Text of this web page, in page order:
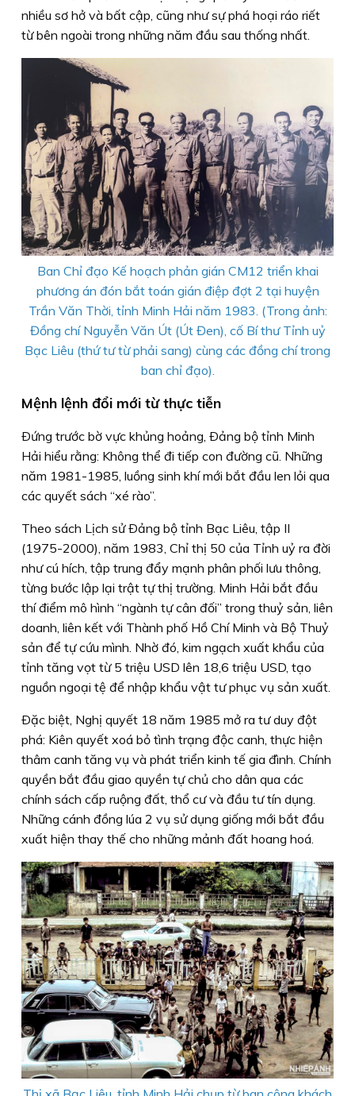
nhiều sơ hở và bất cập, cũng như sự phá hoại ráo riết
từ bên ngoài trong những năm đầu sau thống nhất.
Ban Chỉ đạo Kế hoạch phản gián CM12 triển khai
phương án đón bắt toán gián điệp đợt 2 tại huyện
Trần Văn Thời, tỉnh Minh Hải năm 1983. (Trong ảnh:
Đồng chí Nguyễn Văn Út (Út Đen), cố Bí thư Tỉnh uỷ
Bạc Liêu (thứ tư từ phải sang) cùng các đồng chí trong
ban chỉ đạo).
Mệnh lệnh đổi mới từ thực tiễn
Ðứng trước bờ vực khủng hoảng, Ðảng bộ tỉnh Minh
Hải hiểu rằng: Không thể đi tiếp con đường cũ. Những
năm 1981-1985, luồng sinh khí mới bắt đầu len lỏi qua
các quyết sách “xé rào”.
Theo sách Lịch sử Ðảng bộ tỉnh Bạc Liêu, tập II
(1975-2000), năm 1983, Chỉ thị 50 của Tỉnh uỷ ra đời
như cú hích, tập trung đẩy mạnh phân phối lưu thông,
từng bước lập lại trật tự thị trường. Minh Hải bắt đầu
thí điểm mô hình “ngành tự cân đối” trong thuỷ sản, liên
doanh, liên kết với Thành phố Hồ Chí Minh và Bộ Thuỷ
sản để tự cứu mình. Nhờ đó, kim ngạch xuất khẩu của
tỉnh tăng vọt từ 5 triệu USD lên 18,6 triệu USD, tạo
nguồn ngoại tệ để nhập khẩu vật tư phục vụ sản xuất.
Ðặc biệt, Nghị quyết 18 năm 1985 mở ra tư duy đột
phá: Kiên quyết xoá bỏ tình trạng độc canh, thực hiện
thâm canh tăng vụ và phát triển kinh tế gia đình. Chính
quyền bắt đầu giao quyền tự chủ cho dân qua các
chính sách cấp ruộng đất, thổ cư và đầu tư tín dụng.
Những cánh đồng lúa 2 vụ sử dụng giống mới bắt đầu
xuất hiện thay thế cho những mảnh đất hoang hoá.